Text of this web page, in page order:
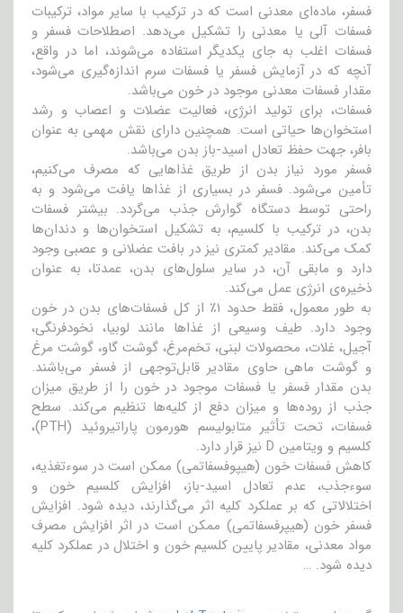
فسفر، ماده‌ای معدنی است که در ترکیب با سایر مواد، ترکیبات
فسفات آلی یا معدنی را تشکیل می‌دهد. اصطلاحات فسفر و
فسفات اغلب به جای یکدیگر استفاده می‌شوند، اما در واقع،
آنچه که در آزمایش فسفر یا فسفات سرم اندازه‌گیری می‌شود،
مقدار فسفات معدنی موجود در خون می‌باشد.
فسفات‌، برای تولید انرژی، فعالیت عضلات و اعصاب و رشد
استخوان‌ها حیاتی است. همچنین دارای نقش مهمی به عنوان
بافر، جهت حفظ تعادل اسید-باز بدن می‌باشد.
فسفر مورد نیاز بدن از طریق غذاهایی که مصرف می‌کنیم،
تأمین می‌شود. فسفر در بسیاری از غذاها یافت می‌شود و به
راحتی توسط دستگاه گوارش جذب می‌گردد. بیشتر فسفات‌
بدن، در ترکیب با کلسیم، به تشکیل استخوان‌ها و دندان‌ها
کمک می‌کند. مقادیر کمتری نیز در بافت عضلانی و عصبی وجود
دارد و مابقی آن، در سایر سلول‌های بدن، عمدتا، به عنوان
ذخیره‌ی انرژی عمل می‌کند.
به طور معمول، فقط حدود ۱٪ از کل فسفات‌های بدن در خون
وجود دارد. طیف وسیعی از غذاها مانند لوبیا، نخود‌فرنگی،
آجیل، غلات، محصولات لبنی، تخم‌مرغ، گوشت گاو، گوشت مرغ
و گوشت ماهی حاوی مقادیر قابل‌توجهی از فسفر می‌باشند.
بدن مقدار فسفر یا فسفات موجود در خون را از طریق میزان
جذب از روده‌ها و میزان دفع از کلیه‌ها تنظیم می‌کند. سطح
فسفات، تحت تأثیر متابولیسم هورمون پاراتیروئید (PTH)،
کلسیم و ویتامین D نیز قرار دارد.
کاهش فسفات خون (هیپو‌فسفاتمی) ممکن است در سوء‌تغذیه،
سوء‌جذب، عدم تعادل اسید-باز، افزایش کلسیم خون و
اختلالاتی که بر عملکرد کلیه اثر می‌گذارند، دیده شود. افزایش
فسفر خون (هیپر‌فسفاتمی) ممکن است در اثر افزایش مصرف
مواد معدنی، مقادیر پایین کلسیم خون و اختلال در عملکرد کلیه
دیده شود. …